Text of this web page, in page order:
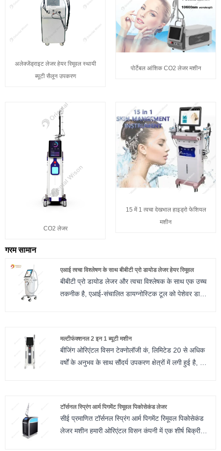
अलेक्जेंड्राइट लेजर हेयर रिमूवल स्थायी
ब्यूटी सैलून उपकरण
पोर्टेबल आंशिक CO2 लेजर मशीन
CO2 लेजर
15 में 1 त्वचा देखभाल हाइड्रो फेशियल
मशीन
गरम सामान
एआई त्वचा विश्लेषण के साथ बीबीटी प्रो डायोड लेजर हेयर रिमूवल
बीबीटी प्रो डायोड लेजर और त्वचा विश्लेषक के साथ एक उच्च
तकनीक है, एआई-संचालित डायग्नोस्टिक टूल को पेशेवर डायोड
जिससे बेहतर सुरक्षा और प्रभावकारिता के लिए अनुकूलित
उपचार सेटिंग्स सक्षम होती हैं।
सामान्य विशेषताओं में 3डी इमेजिंग, मल्टी-स्पेक्ट्रल विश्लेषण
मल्टीफंक्शनल 2 इन 1 ब्यूटी मशीन
बीजिंग ओरिएंटल विसन टेक्नोलॉजी कं, लिमिटेड 20 से अधिक
वर्षों के अनुभव के साथ सौंदर्य उपकरण क्षेत्रों में लगी हुई है, जैसे
करते हैं। हमारी उत्पाद श्रृंखला में एर्बियम याग लेजर,
अलेक्जेंड्राइट लेजर, डायोड लेजर, आईपीएल लेजर, एनडी
वाईएजी लेजर, 10600 एनएम फ्रैक्शनल लेजर, आरएफ
टॉर्सनल स्प्रिंग आर्म पिगमेंट रिमूवल पिकोसेकंड लेजर
सीई प्रमाणित टॉर्सनल स्प्रिंग आर्म पिगमेंट रिमूवल पिकोसेकंड
लेजर मशीन हमारी ओरिएंटल विसन कंपनी में एक शीर्ष बिक्री